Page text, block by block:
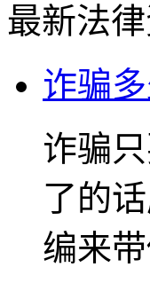
最新法
诈骗
诈骗
了的
编来带